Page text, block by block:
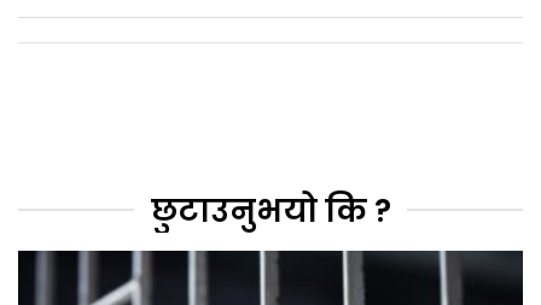
छुटाउनुभयो कि ?